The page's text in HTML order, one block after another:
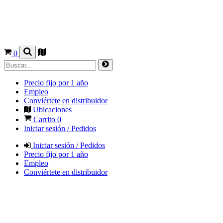
0
Precio fijo por 1 año
Empleo
Conviértete en distribuidor
Ubicaciones
Carrito 0
Iniciar sesión / Pedidos
Iniciar sesión / Pedidos
Precio fijo por 1 año
Empleo
Conviértete en distribuidor